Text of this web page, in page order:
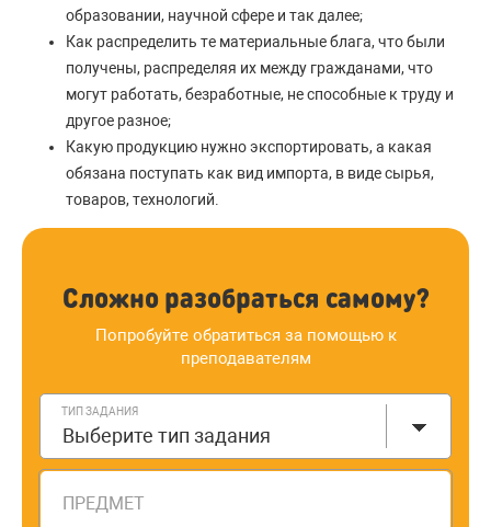
образовании, научной сфере и так далее;
Как распределить те материальные блага, что были
получены, распределяя их между гражданами, что
могут работать, безработные, не способные к труду и
другое разное;
Какую продукцию нужно экспортировать, а какая
обязана поступать как вид импорта, в виде сырья,
товаров, технологий.
Сложно разобраться самому?
Попробуйте обратиться за помощью к
преподавателям
ТИП ЗАДАНИЯ
Выберите тип задания
ПРЕДМЕТ